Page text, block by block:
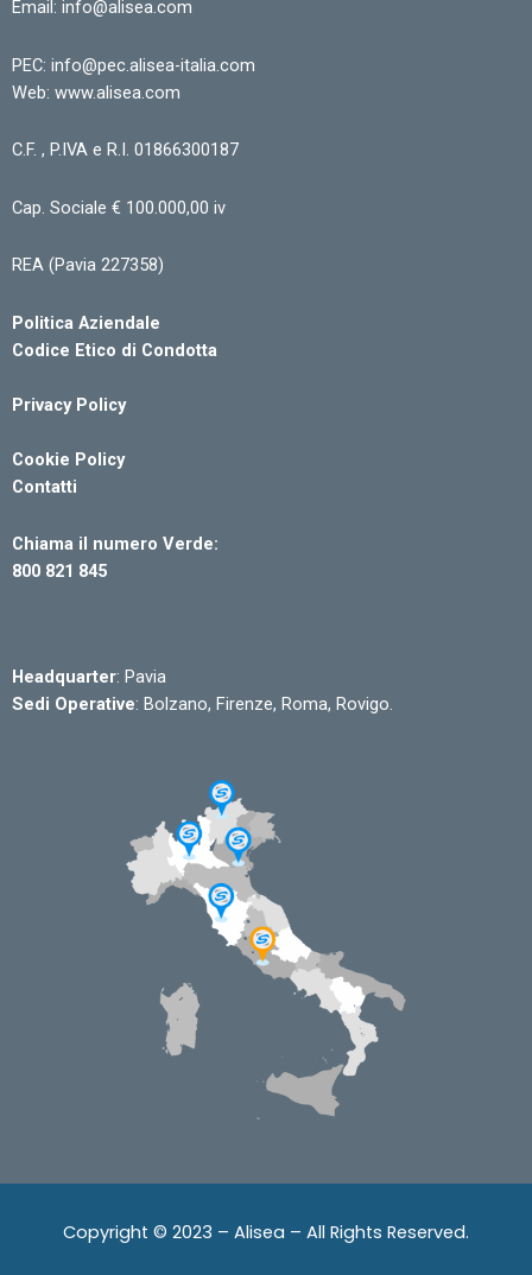
Email: info@alisea.com
PEC: info@pec.alisea-italia.com
Web: www.alisea.com
C.F. , P.IVA e R.I. 01866300187
Cap. Sociale € 100.000,00 iv
REA (Pavia 227358)
Politica Aziendale
Codice Etico di Condotta
Privacy Policy
Cookie Policy
Contatti
Chiama il numero Verde:
800 821 845
Headquarter: Pavia
Sedi Operative: Bolzano, Firenze, Roma, Rovigo.
Copyright © 2023 – Alisea – All Rights Reserved.